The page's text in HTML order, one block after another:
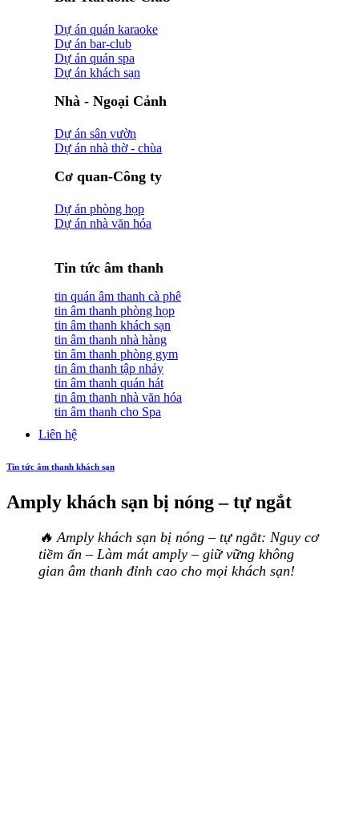
Dự án quán karaoke
Dự án bar-club
Dự án quán spa
Dự án khách sạn
Nhà - Ngoại Cảnh
Dự án sân vườn
Dự án nhà thờ - chùa
Cơ quan-Công ty
Dự án phòng họp
Dự án nhà văn hóa
Tin tức âm thanh
tin quán âm thanh cà phê
tin âm thanh phòng họp
tin âm thanh khách sạn
tin âm thanh nhà hàng
tin âm thanh phòng gym
tin âm thanh tập nhảy
tin âm thanh quán hát
tin âm thanh nhà văn hóa
tin âm thanh cho Spa
Liên hệ
Tin tức âm thanh khách sạn
Amply khách sạn bị nóng – tự ngắt
🔥 Amply khách sạn bị nóng – tự ngắt: Nguy cơ
tiềm ẩn – Làm mát amply – giữ vững không
gian âm thanh đỉnh cao cho mọi khách sạn!